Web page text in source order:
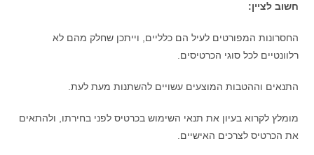
חשוב לציין:
החסרונות המפורטים לעיל הם כלליים, וייתכן שחלק מהם לא
רלוונטיים לכל סוגי הכרטיסים.
התנאים וההטבות המוצעים עשויים להשתנות מעת לעת.
מומלץ לקרוא בעיון את תנאי השימוש בכרטיס לפני בחירתו, ולהתאים
את הכרטיס לצרכים האישיים.